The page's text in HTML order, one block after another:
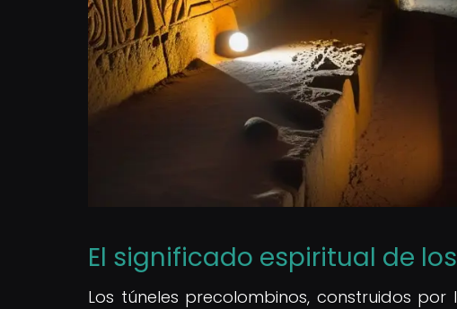
El significado espiritual de
Los túneles precolombinos, construidos